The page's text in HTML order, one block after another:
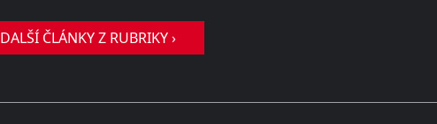
DALŠÍ ČLÁNKY Z RUBRIKY ›